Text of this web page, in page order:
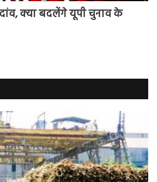
क्या बदलेंगे यूपी चुनाव के